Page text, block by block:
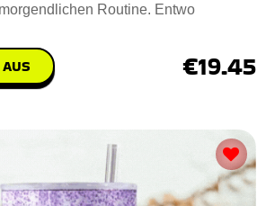
Routine. Entwo
€19.45